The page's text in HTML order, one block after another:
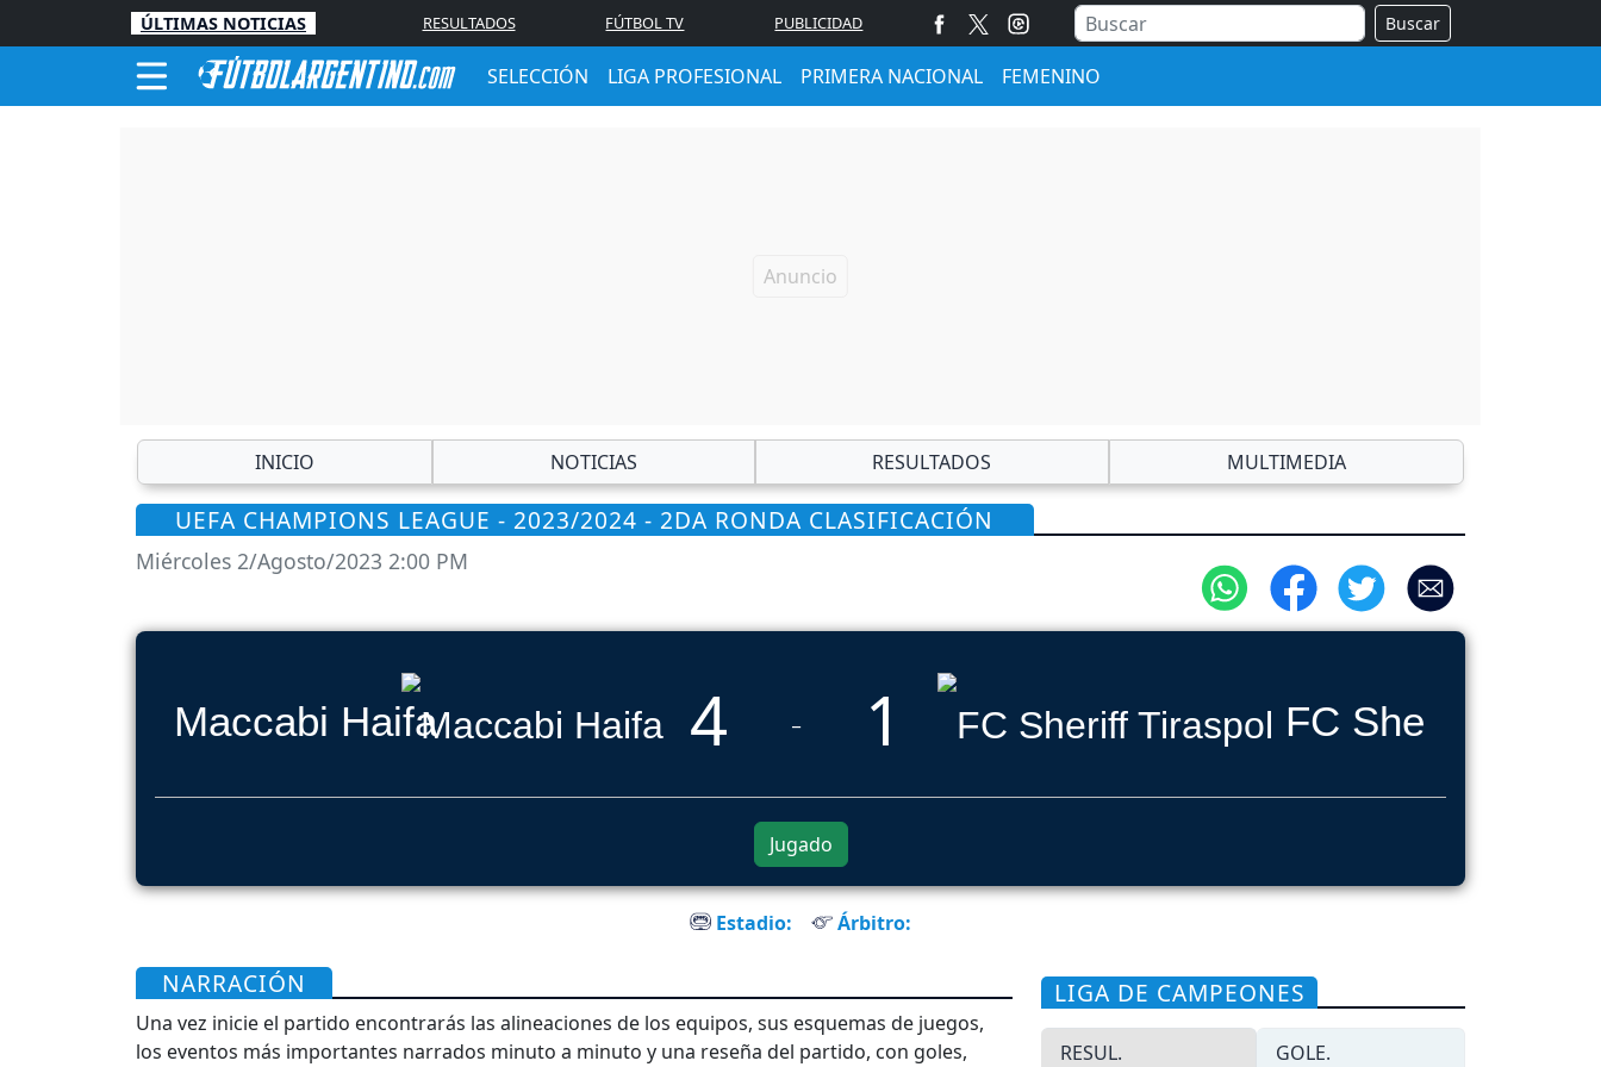
ÚLTIMAS NOTICIAS RESULTADOS FÚTBOL TV PUBLICIDAD Buscar
SELECCIÓN LIGA PROFESIONAL PRIMERA NACIONAL FEMENINO
INICIO NOTICIAS RESULTADOS MULTIMEDIA
UEFA CHAMPIONS LEAGUE - 2023/2024 - 2DA RONDA CLASIFICACIÓN
Miércoles 2/Agosto/2023 2:00 PM
Maccabi Haifa 4 1 FC Sheriff
Jugado
Estadio: Árbitro:
NARRACIÓN
Una vez inicie el partido encontrarás las alineaciones de los equipos, sus esquemas de juegos,
los eventos más importantes narrados minuto a minuto y una reseña del partido, con goles,
LIGA DE CAMPEONES
RESUL. GOLE.